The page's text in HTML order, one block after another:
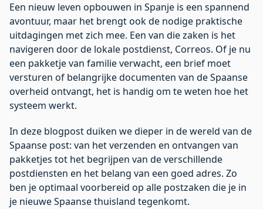
Een nieuw leven opbouwen in Spanje is een spannend
avontuur, maar het brengt ook de nodige praktische
uitdagingen met zich mee. Een van die zaken is het
navigeren door de lokale postdienst, Correos. Of je nu
een pakketje van familie verwacht, een brief moet
versturen of belangrijke documenten van de Spaanse
overheid ontvangt, het is handig om te weten hoe het
systeem werkt.
In deze blogpost duiken we dieper in de wereld van de
Spaanse post: van het verzenden en ontvangen van
pakketjes tot het begrijpen van de verschillende
postdiensten en het belang van een goed adres. Zo
ben je optimaal voorbereid op alle postzaken die je in
je nieuwe Spaanse thuisland tegenkomt.